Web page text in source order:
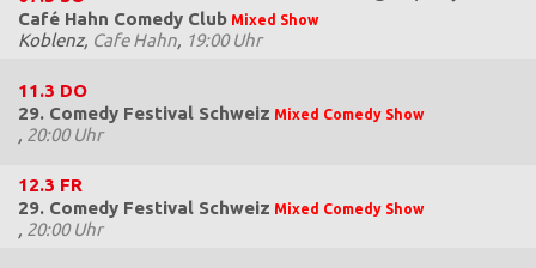
Café Hahn Comedy Club Mixed Show
Koblenz, Cafe Hahn, 19:00 Uhr
11.3 DO
29. Comedy Festival Schweiz Mixed Comedy Show
, 20:00 Uhr
12.3 FR
29. Comedy Festival Schweiz Mixed Comedy Show
, 20:00 Uhr